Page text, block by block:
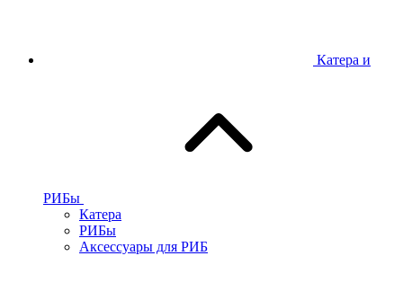
Катера и
РИБы
Катера
РИБы
Аксессуары для РИБ